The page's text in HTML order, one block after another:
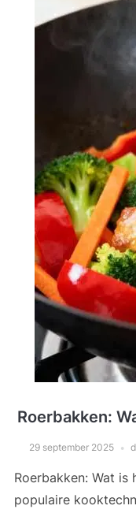
Roerbakken:
29 september 2025
Roerbakken: Wat is
populaire